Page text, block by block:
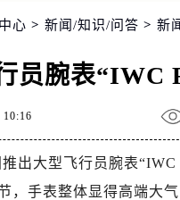
号星耀天地写字楼1号楼
399号置地商务中心东塔
500号来福士广场办公楼
777号金华万达广场写字
379号世茂天际中心写字
心 > 新闻/知识/问答 > 新
员腕表“IWC
10:16
出大型飞行员腕表
，手表整体显得高端大